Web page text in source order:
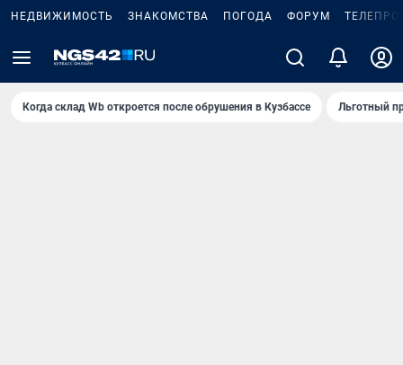
НЕДВИЖИМОСТЬ ЗНАКОМСТВА ПОГОДА ФОРУМ
Когда склад Wb откроется после обрушения в Кузбассе Льготный